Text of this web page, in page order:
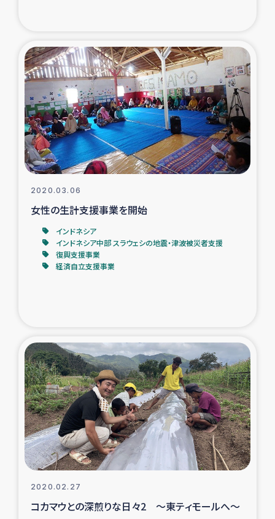
デニヤヤ小規模紅茶農家支援
コーヒー生産者支援
アイナロ県マウベシ郡でのコーヒー畑改善事業
ベイルート大規模爆発被災者支援
2020.03.06
女性の生計支援事業を開始
インドネシア
インドネシア中部 スラウェシの地震・津波被災者支援
復興支援事業
経済自立支援事業
2020.02.27
コカマウとの深煎りな日々2 ～東ティモールへ～